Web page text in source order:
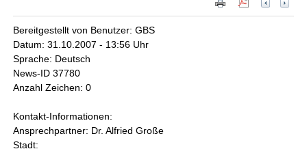
Bereitgestellt von Benutzer: GBS
Datum: 31.10.2007 - 13:56 Uhr
Sprache: Deutsch
News-ID 37780
Anzahl Zeichen: 0
Kontakt-Informationen:
Ansprechpartner: Dr. Alfried Große
Stadt: